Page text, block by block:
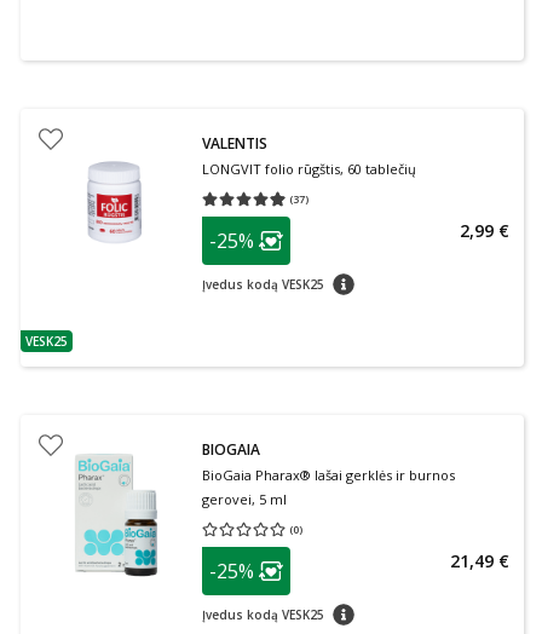
patarimas
VESK25
VALENTIS
LONGVIT folio rūgštis, 60 tablečių
(37)
Vidutinis įvertinimas 4.97
patarimas
Lojalumo klubo narių nuolaida
-25%
Įvedus kodą VESK25 patarimas
2,99 €
BIOGAIA
BioGaia Pharax® lašai gerklės ir burnos
gerovei, 5 ml
(0)
Vidutinis įvertinimas 0.00
patarimas
Lojalumo klubo narių nuolaida
-25%
Įvedus kodą VESK25 patarimas
21,49 €